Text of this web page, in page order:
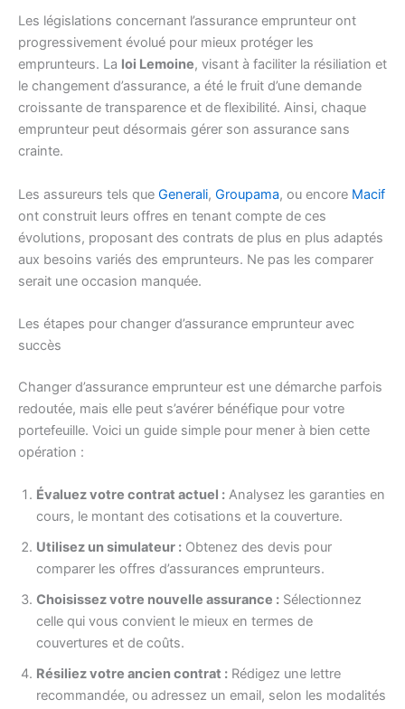
Les législations concernant l’assurance emprunteur ont
progressivement évolué pour mieux protéger les
emprunteurs. La loi Lemoine, visant à faciliter la résiliation et
le changement d’assurance, a été le fruit d’une demande
croissante de transparence et de flexibilité. Ainsi, chaque
emprunteur peut désormais gérer son assurance sans
crainte.
Les assureurs tels que Generali, Groupama, ou encore Macif
ont construit leurs offres en tenant compte de ces
évolutions, proposant des contrats de plus en plus adaptés
aux besoins variés des emprunteurs. Ne pas les comparer
serait une occasion manquée.
Les étapes pour changer d’assurance emprunteur avec
succès
Changer d’assurance emprunteur est une démarche parfois
redoutée, mais elle peut s’avérer bénéfique pour votre
portefeuille. Voici un guide simple pour mener à bien cette
opération :
Évaluez votre contrat actuel : Analysez les garanties en
cours, le montant des cotisations et la couverture.
Utilisez un simulateur : Obtenez des devis pour
comparer les offres d’assurances emprunteurs.
Choisissez votre nouvelle assurance : Sélectionnez
celle qui vous convient le mieux en termes de
couvertures et de coûts.
Résiliez votre ancien contrat : Rédigez une lettre
recommandée, ou adressez un email, selon les modalités